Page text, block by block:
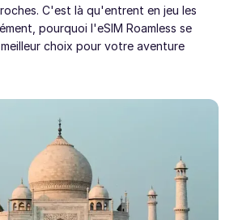
C'est là qu'entrent en jeu les
pourquoi l'eSIM Roamless se
choix pour votre aventure